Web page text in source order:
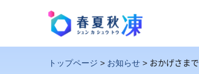
トップページ > お知らせ> おかげさま